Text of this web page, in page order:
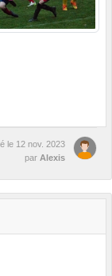
le 12 nov. 2023
par Alexis